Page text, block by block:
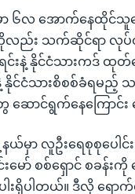
မှာ ၆လ အောက်နေထိုင်သူ
ည်း သက်ဆိုင်ရာ လုပ်
င်းနဲ့ နိုင်ငံသားကဒ် ထုတ်
နိုင်ငံသားစိစစ်ခံရမည့်
ောင်ရွက်နေကြောင်း
ယ်မှာ လူဦးရေစုစုပေါင်း
င်းမော် စစ်ရှောင် စခန်
ပါးရှိပါတယ်။ ဒီလို ရ